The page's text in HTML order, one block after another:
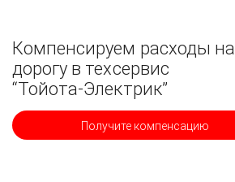
Компенсируем расходы на
дорогу в техсервис
“Тойота-Электрик”
Получите компенсацию